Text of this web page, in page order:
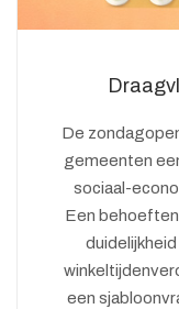
De
gemeenten
sociaal-
Een
een